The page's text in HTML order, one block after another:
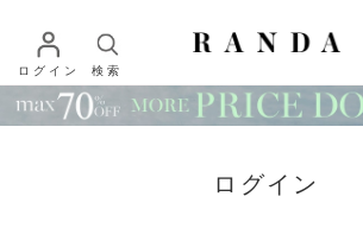
ログイン 検索
ログイン